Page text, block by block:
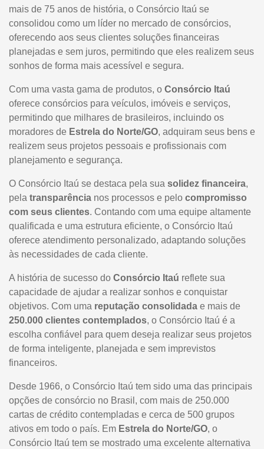
mais de 75 anos de história, o Consórcio Itaú se
consolidou como um líder no mercado de consórcios,
oferecendo aos seus clientes soluções financeiras
planejadas e sem juros, permitindo que eles realizem seus
sonhos de forma mais acessível e segura.
Com uma vasta gama de produtos, o Consórcio Itaú
oferece consórcios para veículos, imóveis e serviços,
permitindo que milhares de brasileiros, incluindo os
moradores de Estrela do Norte/GO, adquiram seus bens e
realizem seus projetos pessoais e profissionais com
planejamento e segurança.
O Consórcio Itaú se destaca pela sua solidez financeira,
pela transparência nos processos e pelo compromisso
com seus clientes. Contando com uma equipe altamente
qualificada e uma estrutura eficiente, o Consórcio Itaú
oferece atendimento personalizado, adaptando soluções
às necessidades de cada cliente.
A história de sucesso do Consórcio Itaú reflete sua
capacidade de ajudar a realizar sonhos e conquistar
objetivos. Com uma reputação consolidada e mais de
250.000 clientes contemplados, o Consórcio Itaú é a
escolha confiável para quem deseja realizar seus projetos
de forma inteligente, planejada e sem imprevistos
financeiros.
Desde 1966, o Consórcio Itaú tem sido uma das principais
opções de consórcio no Brasil, com mais de 250.000
cartas de crédito contempladas e cerca de 500 grupos
ativos em todo o país. Em Estrela do Norte/GO, o
Consórcio Itaú tem se mostrado uma excelente alternativa